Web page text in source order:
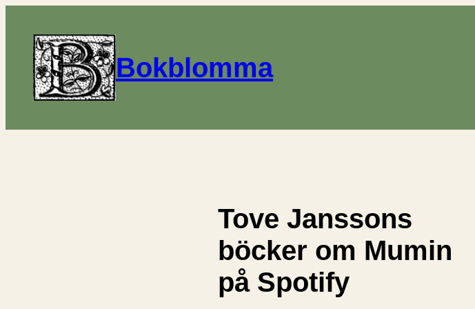
Bokblomma
Tove Janssons
böcker om Mumin
på Spotify